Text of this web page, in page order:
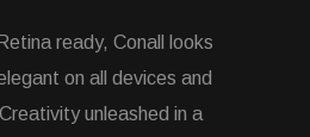
ready, Conall looks
on all devices and
unleashed in a